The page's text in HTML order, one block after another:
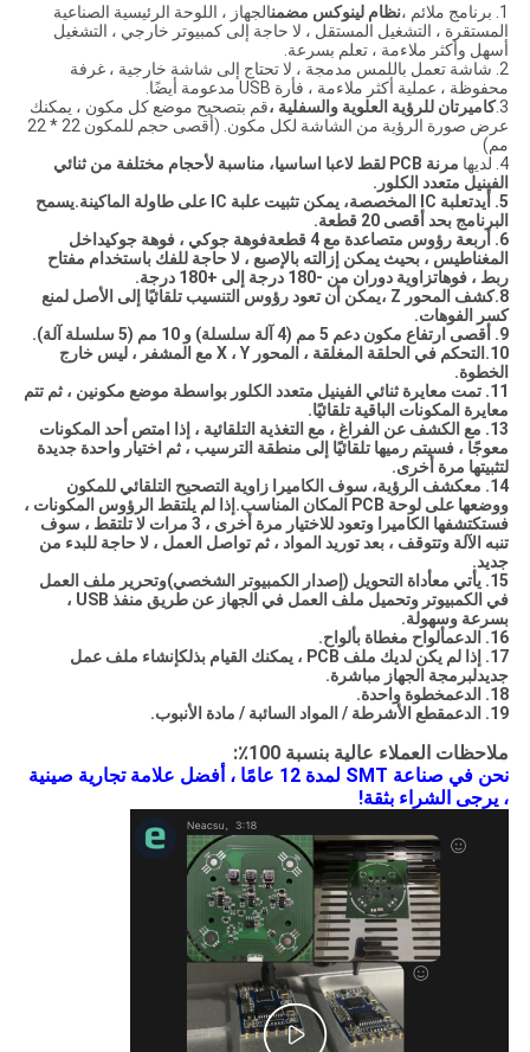
1. برنامج ملائم ، نظام لينوكس مضمنالجهاز ، اللوحة الرئيسية الصناعية
المستقرة ، التشغيل المستقل ، لا حاجة إلى كمبيوتر خارجي ، التشغيل
أسهل وأكثر ملاءمة ، تعلم بسرعة.
2. شاشة تعمل باللمس مدمجة ، لا تحتاج إلى شاشة خارجية ، غرفة
محفوظة ، عملية أكثر ملاءمة ، فأرة USB مدعومة أيضًا.
3. كاميرتان للرؤية العلوية والسفلية ،قم بتصحيح موضع كل مكون ، يمكنك
عرض صورة الرؤية من الشاشة لكل مكون. (أقصى حجم للمكون 22 * ​​22
مم)
4. لديها
مرنة PCB لقط لاعبا اساسيا
، مناسبة لأحجام مختلفة من ثنائي
الفينيل متعدد الكلور.
5. أيدت
علبة IC المخصصة
، يمكن تثبيت علبة IC على طاولة الماكينة.يسمح
البرنامج بحد أقصى 20 قطعة.
6. أربعة رؤوس متصاعدة مع 4 قطعة
فوهة جوكي ، فوهة جوكيداخل
المغناطيس ، بحيث يمكن إزالته بالإصبع ، لا حاجة للفك باستخدام مفتاح
ربط ، فوهاتزاوية دوران من -180 درجة إلى +180 درجة.
8. كشف المحور Z ،
يمكن أن تعود رؤوس التنسيب تلقائيًا إلى الأصل لمنع
كسر الفوهات.
9. أقصى ارتفاع مكون دعم 5 مم (4 آلة سلسلة) و 10 مم (5 سلسلة آلة).
10.
التحكم في الحلقة المغلقة ، المحور X ، Y مع المشفر ، ليس خارج
الخطوة.
11. تمت معايرة ثنائي الفينيل متعدد الكلور بواسطة موضع مكونين ، ثم تتم
معايرة المكونات الباقية تلقائيًا.
13. مع الكشف عن الفراغ ، مع التغذية التلقائية ، إذا امتص أحد المكونات
معوجًا ، فسيتم رميها تلقائيًا إلى منطقة الترسيب ، ثم اختيار واحدة جديدة
لتثبيتها مرة أخرى.
14. مع
كشف الرؤية، سوف الكاميرا زاوية التصحيح التلقائي للمكون
ووضعها على لوحة PCB المكان المناسب.إذا لم يلتقط الرؤوس المكونات ،
فستكتشفها الكاميرا وتعود للاختيار مرة أخرى ، 3 مرات لا تلتقط ، سوف
تنبه الآلة وتتوقف ، بعد توريد المواد ، ثم تواصل العمل ، لا حاجة للبدء من
جديد.
15. يأتي مع
أداة التحويل (إصدار الكمبيوتر الشخصي)وتحرير ملف العمل
في الكمبيوتر وتحميل ملف العمل في الجهاز عن طريق منفذ USB ،
بسرعة وسهولة.
16. الدعم
ألواح مغطاة بألواح.
17. إذا لم يكن لديك ملف PCB ، يمكنك القيام بذلك
إنشاء ملف عمل
جديدلبرمجة الجهاز مباشرة.
18. الدعم
خطوة واحدة.
19. الدعم
قطع الأشرطة / المواد السائبة / مادة الأنبوب.
ملاحظات العملاء عالية بنسبة 100٪:
نحن في صناعة SMT لمدة 12 عامًا ، أفضل علامة تجارية صينية
، يرجى الشراء بثقة!